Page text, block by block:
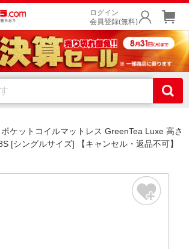
ログイン
会員登録(無料)
ポケットコイルマットレス GreenTea Luxe 高さ
[シングルサイズ] 【キャンセル・返品不可】